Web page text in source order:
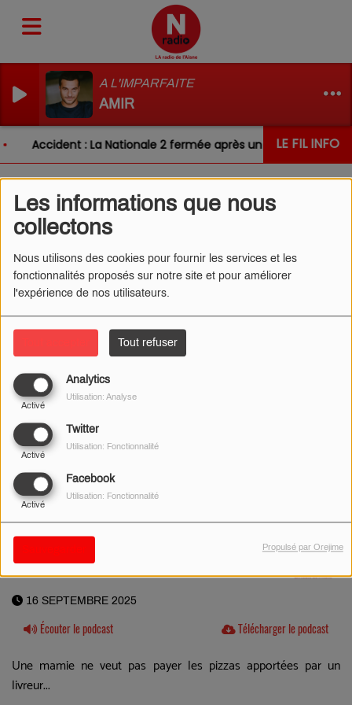
Les informations que nous
collectons
Nous utilisons des cookies pour fournir les services et les
fonctionnalités proposés sur notre site et pour améliorer
l'expérience de nos utilisateurs.
Tout refuser
Analytics
Activé
Utilisation: Analyse
Twitter
Activé
Utilisation: Fonctionnalité
Facebook
Activé
Utilisation: Fonctionnalité
Propulsé par Orejime
A L'IMPARFAITE
AMIR
LE FIL INFO
Accident : La Nationale 2 fermée après un choc entre
L'ŒIL DE CÉDRIC 16/09/2025
16 SEPTEMBRE 2025
Écouter le podcast Télécharger le podcast
Une mamie ne veut pas payer les pizzas apportées par un
livreur...